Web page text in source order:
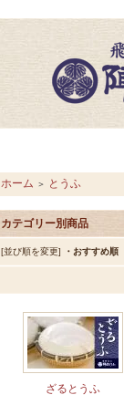
ホーム ＞ とうふ
カテゴリー別商品
[並び順を変更] ・おすすめ順
ざるとうふ